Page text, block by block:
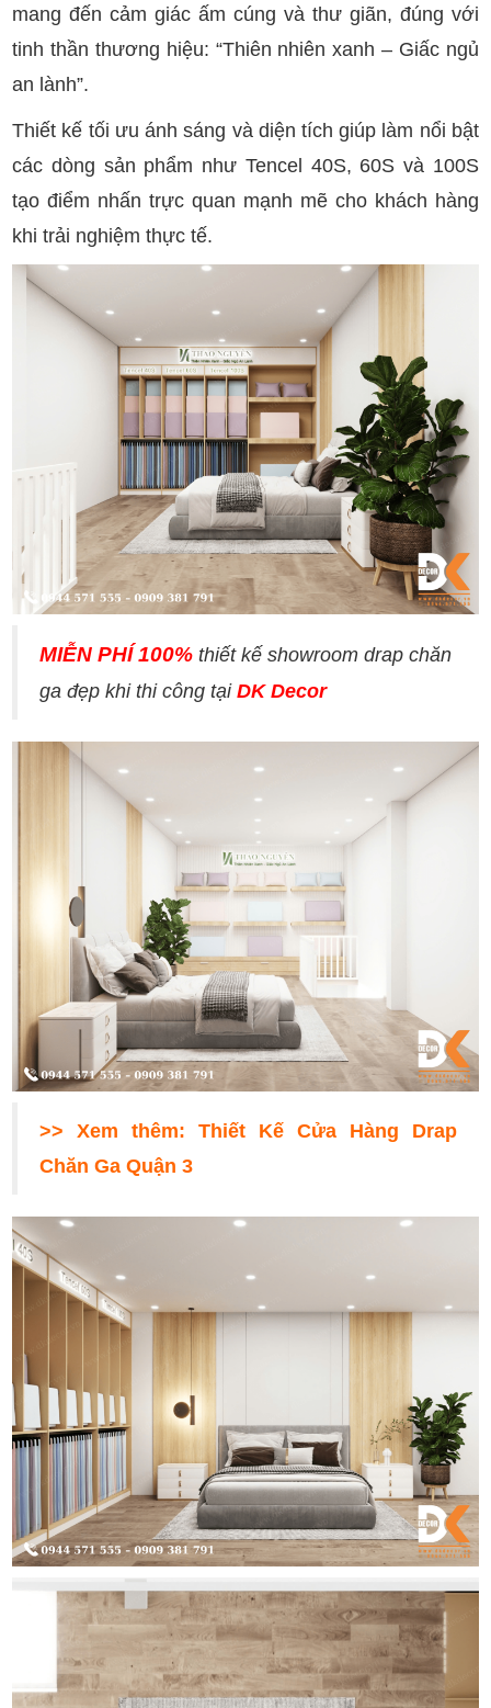
mang đến cảm giác ấm cúng và thư giãn, đúng với
tinh thần thương hiệu: “Thiên nhiên xanh – Giấc ngủ
an lành”.
Thiết kế tối ưu ánh sáng và diện tích giúp làm nổi bật
các dòng sản phẩm như Tencel 40S, 60S và 100S
tạo điểm nhấn trực quan mạnh mẽ cho khách hàng
khi trải nghiệm thực tế.
MIỄN PHÍ 100% thiết kế showroom drap chăn
ga đẹp khi thi công tạiDK Decor
>> Xem thêm:Thiết Kế Cửa Hàng Drap
Chăn Ga Quận 3